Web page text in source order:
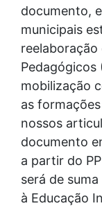
documento,
municipais
Pedagógicos
mobilização
as
nossos
documento
a partir do
será de
à Educação